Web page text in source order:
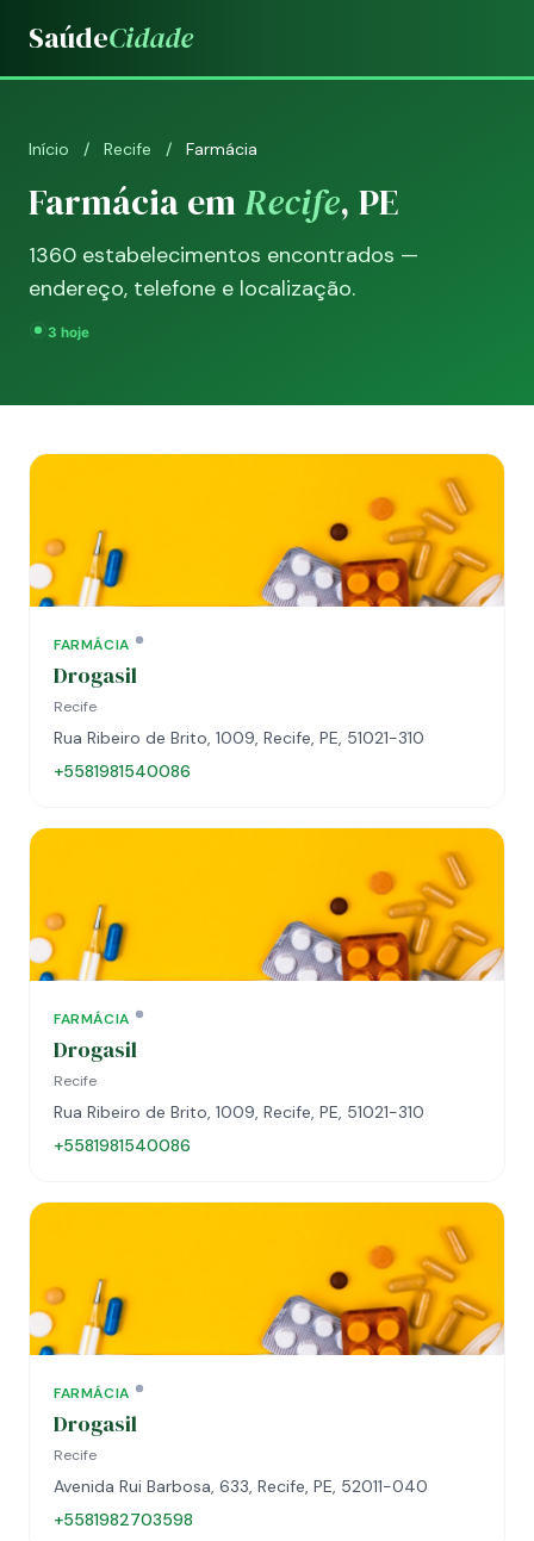
SaúdeCidade
Início / Recife / Farmácia
Farmácia emRecife, PE
1360 estabelecimentos encontrados —
endereço, telefone e localização.
FARMÁCIA
Drogasil
Recife
Rua Ribeiro de Brito, 1009, Recife, PE, 51021-310
+5581981540086
FARMÁCIA
Drogasil
Recife
Rua Ribeiro de Brito, 1009, Recife, PE, 51021-310
+5581981540086
FARMÁCIA
Drogasil
Recife
Avenida Rui Barbosa, 633, Recife, PE, 52011-040
+5581982703598